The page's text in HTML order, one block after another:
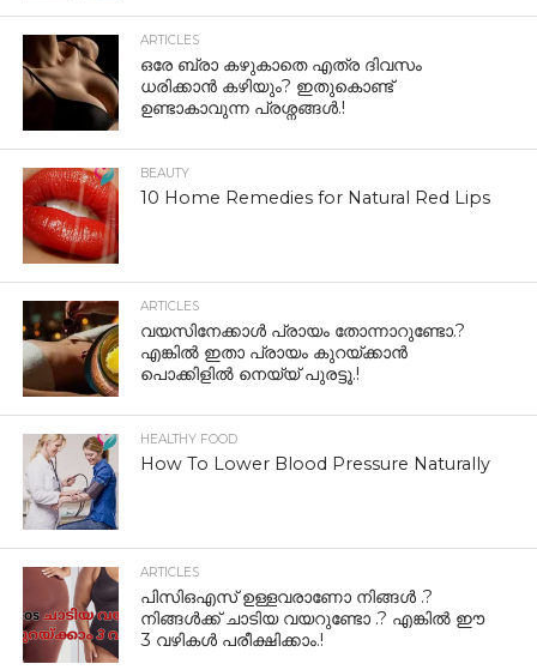
ARTICLES
ഒരേ ബ്രാ കഴുകാതെ എത്ര ദിവസം
ധരിക്കാൻ കഴിയും? ഇതുകൊണ്ട്
ഉണ്ടാകാവുന്ന പ്രശ്നങ്ങൾ.!
BEAUTY
10 Home Remedies for Natural Red Lips
ARTICLES
വയസിനേക്കാൾ പ്രായം തോന്നാറുണ്ടോ.?
എങ്കിൽ ഇതാ പ്രായം കുറയ്ക്കാന്‍
പൊക്കിളില്‍ നെയ്യ് പുരട്ടൂ.!
HEALTHY FOOD
How To Lower Blood Pressure Naturally
ARTICLES
പിസിഒഎസ് ഉള്ളവരാണോ നിങ്ങൾ .?
നിങ്ങൾക്ക് ചാടിയ വയറുണ്ടോ .? എങ്കിൽ ഈ
3 വഴികൾ പരീക്ഷിക്കാം.!